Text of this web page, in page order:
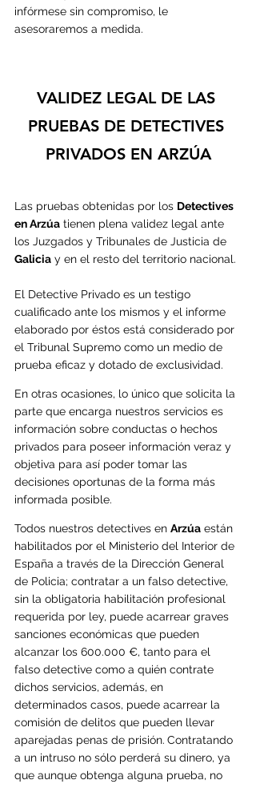
infórmese sin compromiso, le
asesoraremos a medida.
VALIDEZ LEGAL DE LAS
PRUEBAS DE DETECTIVES
PRIVADOS EN ARZÚA
Las pruebas obtenidas por los Detectives
en Arzúa tienen plena validez legal ante
los Juzgados y Tribunales de Justicia de
Galicia y en el resto del territorio nacional.
El Detective Privado es un testigo
cualificado ante los mismos y el informe
elaborado por éstos está considerado por
el Tribunal Supremo como un medio de
prueba eficaz y dotado de exclusividad.
En otras ocasiones, lo único que solicita la
parte que encarga nuestros servicios es
información sobre conductas o hechos
privados para poseer información veraz y
objetiva para así poder tomar las
decisiones oportunas de la forma más
informada posible.
Todos nuestros detectives en Arzúa están
habilitados por el Ministerio del Interior de
España a través de la Dirección General
de Policia; contratar a un falso detective,
sin la obligatoria habilitación profesional
requerida por ley, puede acarrear graves
sanciones económicas que pueden
alcanzar los 600.000 €, tanto para el
falso detective como a quién contrate
dichos servicios, además, en
determinados casos, puede acarrear la
comisión de delitos que pueden llevar
aparejadas penas de prisión. Contratando
a un intruso no sólo perderá su dinero, ya
que aunque obtenga alguna prueba, no